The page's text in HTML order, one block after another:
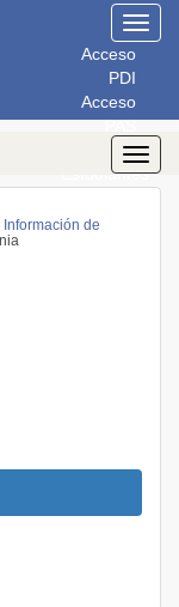
Acceso
PDI
Acceso
PAS
Acceso
Estudiantes
Información de